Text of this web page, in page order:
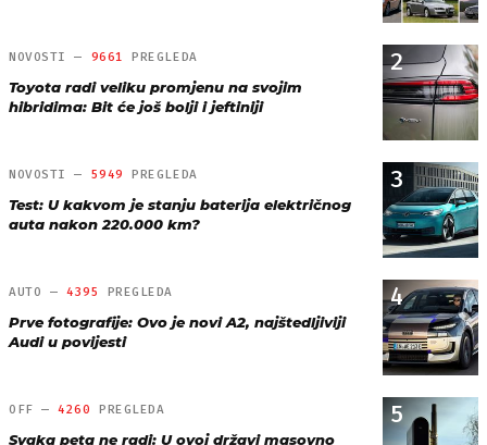
2
NOVOSTI — 9661 PREGLEDA
Toyota radi veliku promjenu na svojim
hibridima: Bit će još bolji i jeftiniji
3
NOVOSTI — 5949 PREGLEDA
Test: U kakvom je stanju baterija električnog
auta nakon 220.000 km?
4
AUTO — 4395 PREGLEDA
Prve fotografije: Ovo je novi A2, najštedljiviji
Audi u povijesti
5
OFF —4260 PREGLEDA
Svaka peta ne radi: U ovoj državi masovno